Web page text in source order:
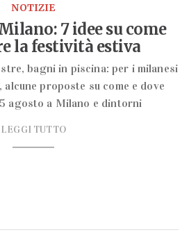
NOTIZIE
7 idee su come
la festività estiva
bagni in piscina: per i milanesi
proposte su come e dove
agosto a Milano e dintorni
LEGGI TUTTO